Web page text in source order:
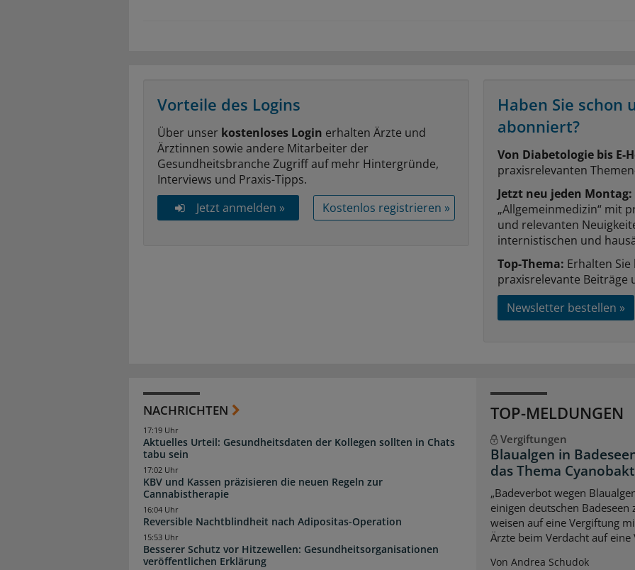
Vorteile des Logins
Über unser kostenloses Login erhalten Ärzte und
Ärztinnen sowie andere Mitarbeiter der
Gesundheitsbranche Zugriff auf mehr Hintergründe,
Interviews und Praxis-Tipps.
Jetzt anmelden »
Kostenlos registrieren »
Haben Sie schon
abonniert?
Von Diabetologie bis E-
praxisrelevanten
Jetzt neu jeden Montag:
„Allgemeinmedizin“ mit
und relevanten
internistischen und
Top-Thema: Erhalten
praxisrelevante Beiträge
Newsletter bestellen »
NACHRICHTEN
Aktuelles Urteil: Gesundheitsdaten der Kollegen sollten in Chats
tabu sein
17:19 Uhr
KBV und Kassen präzisieren die neuen Regeln zur
Cannabistherapie
17:02 Uhr
Reversible Nachtblindheit nach Adipositas-Operation
16:04 Uhr
Besserer Schutz vor Hitzewellen: Gesundheitsorganisationen
veröffentlichen Erklärung
15:53 Uhr
TOP-MELDUNGEN
Vergiftungen
Blaualgen in
das Thema
„Badeverbot wegen
einigen deutschen
weisen auf eine Vergiftung
Ärzte beim Verdacht auf eine
Von Andrea Schudok